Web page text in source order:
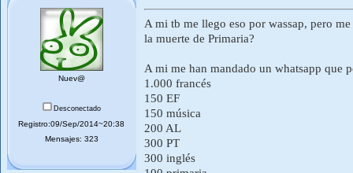
Nuev@
Desconectado
Registro:09/Sep/2014~20:38
Mensajes: 323
A mi tb me llego eso por wassap, pero
la muerte de Primaria?
A mi me han mandado un whatsapp que
1.000 francés
150 EF
150 música
200 AL
300 PT
300 inglés